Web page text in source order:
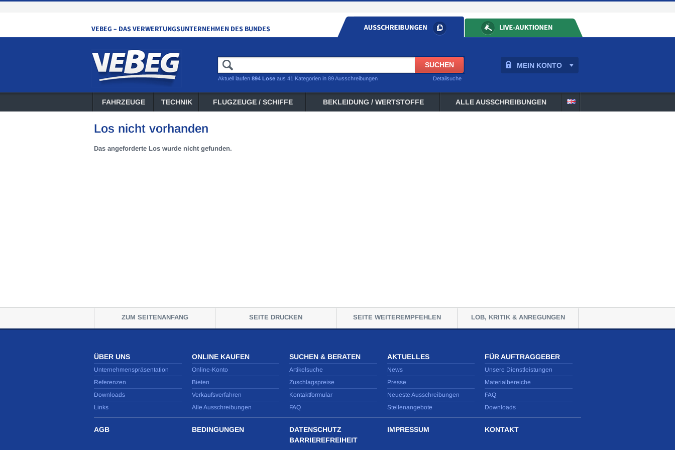
MEIN KONTO
Detailsuche
Aktuell laufen 894 Lose aus 41 Kategorien in 89 Ausschreibungen
FAHRZEUGE TECHNIK FLUGZEUGE / SCHIFFE BEKLEIDUNG / WERTSTOFFE ALLE AUSSCHREIBUNGEN
Los nicht vorhanden
Das angeforderte Los wurde nicht gefunden.
ZUM SEITENANFANG SEITE DRUCKEN SEITE WEITEREMPFEHLEN LOB, KRITIK & ANREGUNGEN
ÜBER UNS
Unternehmenspräsentation
Referenzen
Downloads
Links
ONLINE KAUFEN
Online-Konto
Bieten
Verkaufsverfahren
Alle Ausschreibungen
SUCHEN & BERATEN
Artikelsuche
Zuschlagspreise
Kontaktformular
FAQ
AKTUELLES
News
Presse
Neueste Ausschreibungen
Stellenangebote
FÜR AUFTRAGGEBER
Unsere Dienstleistungen
Materialbereiche
FAQ
Downloads
AGB BEDINGUNGEN
DATENSCHUTZ
BARRIEREFREIHEIT
IMPRESSUM KONTAKT